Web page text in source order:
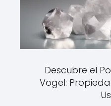
Descubre el
Vogel: